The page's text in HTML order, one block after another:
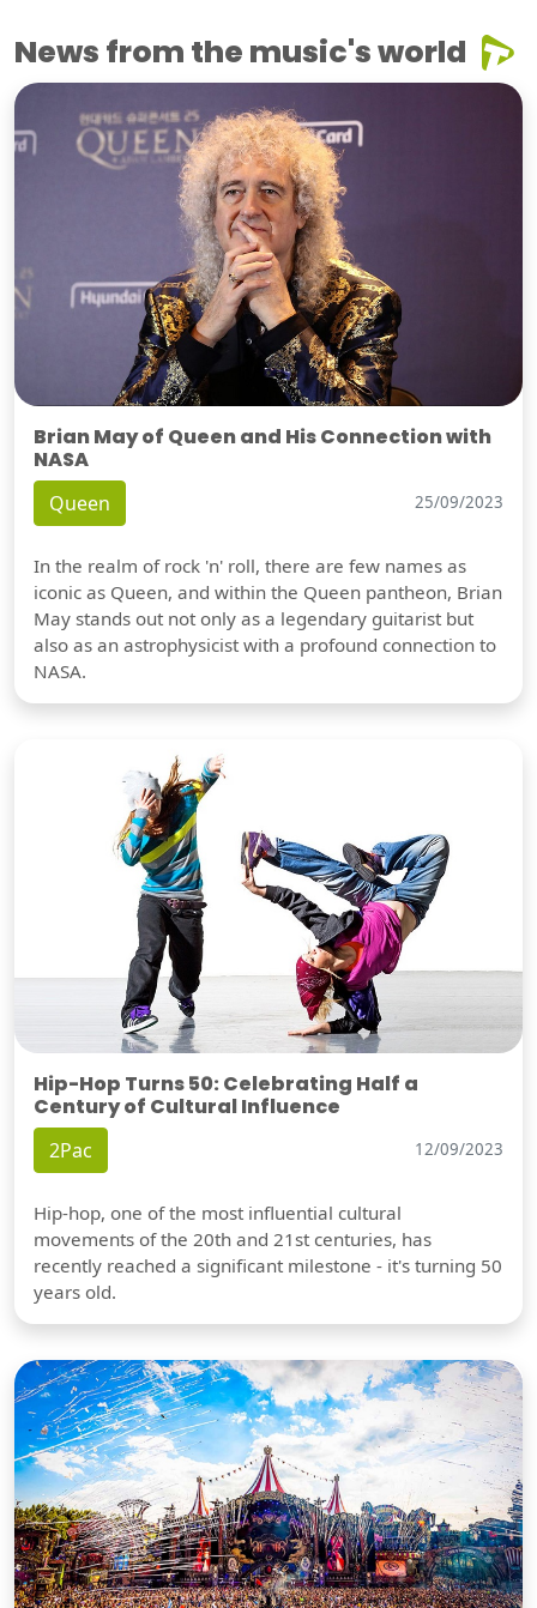
News from the music's world
Brian May of Queen and His Connection with
NASA
Queen 25/09/2023
In the realm of rock 'n' roll, there are few names as
iconic as Queen, and within the Queen pantheon, Brian
May stands out not only as a legendary guitarist but
also as an astrophysicist with a profound connection to
NASA.
Hip-Hop Turns 50: Celebrating Half a
Century of Cultural Influence
2Pac 12/09/2023
Hip-hop, one of the most influential cultural
movements of the 20th and 21st centuries, has
recently reached a significant milestone - it's turning 50
years old.